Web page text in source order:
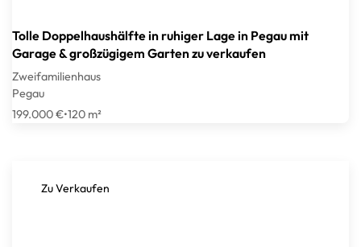
Tolle Doppelhaushälfte in ruhiger Lage in Pegau mit
Garage & großzügigem Garten zu verkaufen
Zweifamilienhaus
Pegau
199.000 €•120 m²
Zu Verkaufen